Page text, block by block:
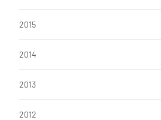
2015
2014
2013
2012